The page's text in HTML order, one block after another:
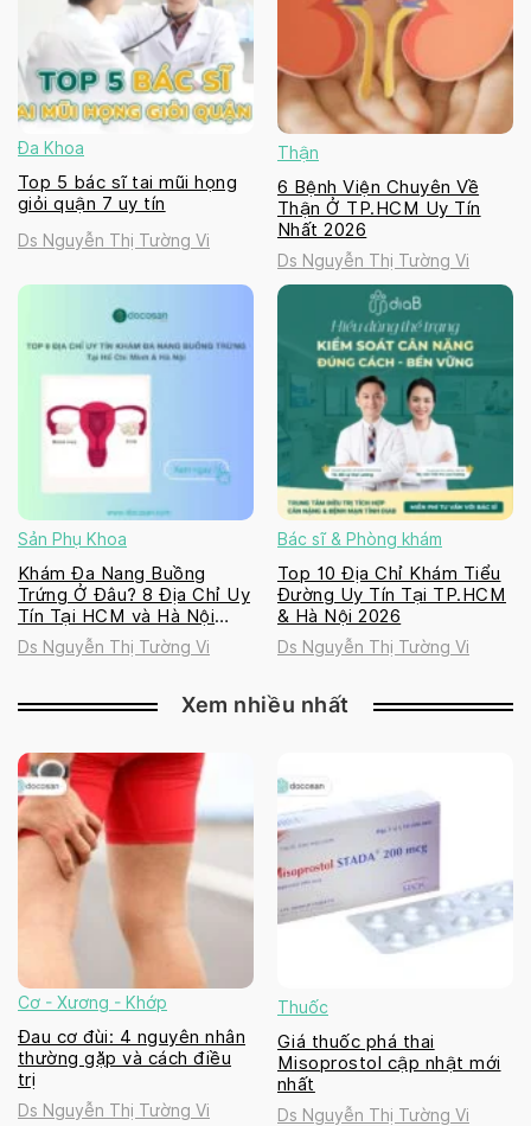
Đa Khoa
Top 5 bác sĩ tai mũi họng
giỏi quận 7 uy tín
Ds Nguyễn Thị Tường Vi
Thận
6 Bệnh Viện Chuyên Về
Thận Ở TP.HCM Uy Tín
Nhất 2026
Ds Nguyễn Thị Tường Vi
Sản Phụ Khoa
Khám Đa Nang Buồng
Trứng Ở Đâu? 8 Địa Chỉ Uy
Tín Tại HCM và Hà Nội
2026
Ds Nguyễn Thị Tường Vi
Bác sĩ & Phòng khám
Top 10 Địa Chỉ Khám Tiểu
Đường Uy Tín Tại TP.HCM
& Hà Nội 2026
Ds Nguyễn Thị Tường Vi
Xem nhiều nhất
Cơ - Xương - Khớp
Đau cơ đùi: 4 nguyên nhân
thường gặp và cách điều
trị
Ds Nguyễn Thị Tường Vi
Thuốc
Giá thuốc phá thai
Misoprostol cập nhật mới
nhất
Ds Nguyễn Thị Tường Vi